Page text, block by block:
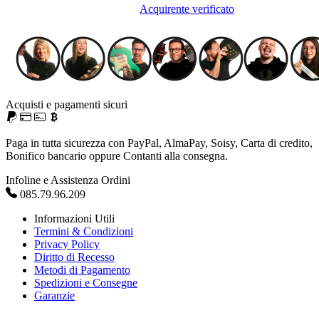
Acquirente verificato
Acquisti e pagamenti sicuri
Paga in tutta sicurezza con PayPal, AlmaPay, Soisy, Carta di credito,
Bonifico bancario oppure Contanti alla consegna.
Infoline e Assistenza Ordini
085.79.96.209
Informazioni Utili
Termini & Condizioni
Privacy Policy
Diritto di Recesso
Metodi di Pagamento
Spedizioni e Consegne
Garanzie